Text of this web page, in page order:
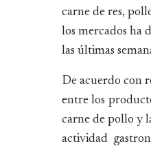
carne de res,
los mercados ha
las últimas
De acuerdo con
entre los
carne de pollo y
actividad